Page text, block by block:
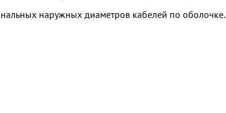
наружных диаметров кабелей по оболочке.